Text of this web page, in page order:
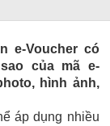
e-Voucher có
của mã e-
hình ảnh,
áp dụng nhiều